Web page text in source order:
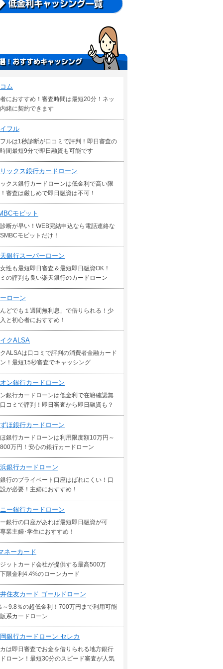
ム
におすすめ！審査時間は最短20分！ネッ
緒に契約できます
フル
ルは1秒診断が口コミで評判！即日審査の
間最短9分で即日融資も可能です
ックス銀行カードローン
クス銀行カードローンは低金利で高い限
審査は厳しめで即日融資は不可！
モビット
断が早い！WEB完結申込なら電話連絡な
モビットだけ！
銀行スーパーローン
性も最短即日審査＆最短即日融資OK！
の評判も良い楽天銀行のカードローン
ローン
どでも１週間無利息」で借りられる！少
と初心者におすすめ！
クALSA
ALSAは口コミで評判の消費者金融カード
！最短15秒審査でキャッシング
ン銀行カードローン
銀行カードローンは低金利で在籍確認無
コミで評判！即日審査から即日融資も？
ほ銀行カードローン
銀行カードローンは利用限度額10万円～
万円！安心の銀行カードローン
銀行カードローン
行のプライベート口座はばれにくい！口
が必要！主婦におすすめ！
ー銀行カードローン
銀行の口座があれば最短即日融資が可
業主婦･学生におすすめ！
ネーカード
ットカード会社が提供する最高500万
限金利4.4%のローンカード
住友カード ゴールドローン
～9.8％の超低金利！700万円まで利用可能
系カードローン
銀行カードローン セレカ
は即日審査でお金を借りられる地方銀行
ローン！最短30分のスピード審査が人気